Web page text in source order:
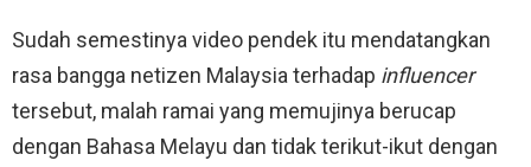
Sudah semestinya video pendek itu mendatangkan
rasa bangga netizen Malaysia terhadap influencer
tersebut, malah ramai yang memujinya berucap
dengan Bahasa Melayu dan tidak terikut-ikut dengan